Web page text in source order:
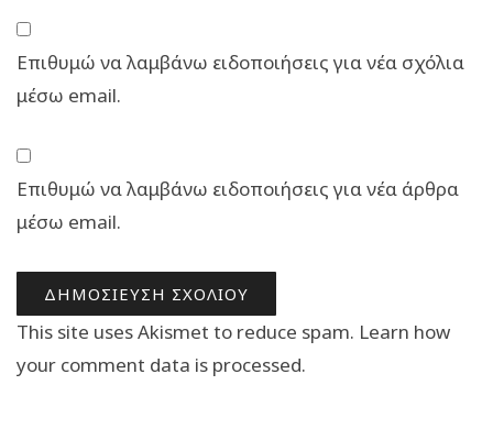
Επιθυμώ να λαμβάνω ειδοποιήσεις για νέα σχόλια
μέσω email.
Επιθυμώ να λαμβάνω ειδοποιήσεις για νέα άρθρα
μέσω email.
This site uses Akismet to reduce spam. Learn how
your comment data is processed.